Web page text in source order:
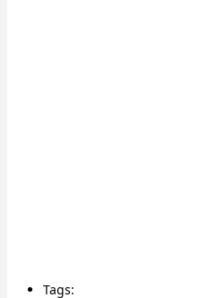
Tags: